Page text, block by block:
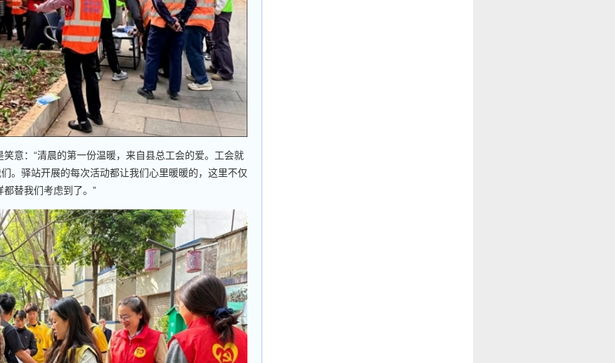
：“清晨的第一份温暖，来自县总工会的爱。工会就
。驿站开展的每次活动都让我们心里暖暖的，这里不仅
替我们考虑到了。”